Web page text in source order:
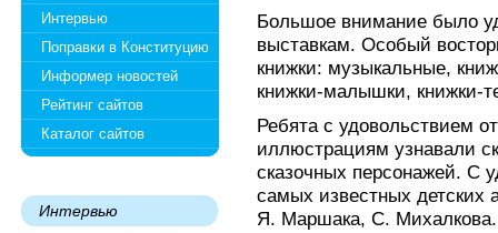
Интервью
Поправки в Конституцию
Информер новостей
Рейтинг сайтов
Каталог сайтов
Интервью
Большое внимание было
выставкам. Особый
книжки: музыкальные,
книжки-малышки, книжки-
Ребята с удовольствием
иллюстрациям узнавали
сказочных персонажей. С
самых известных детских
Я. Маршака, С. Михалкова.